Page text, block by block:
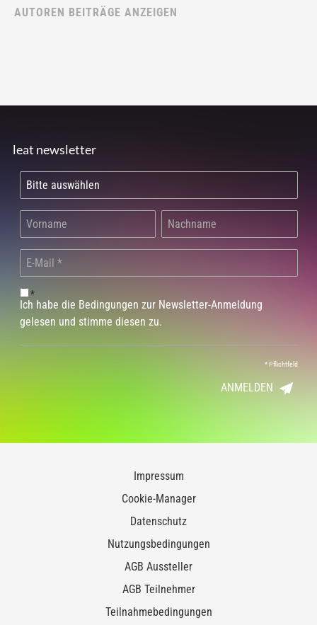
AUTOREN BEITRÄGE ANZEIGEN
leat newsletter
*
Ich habe die Bedingungen zur Newsletter-Anmeldung
gelesen und stimme diesen zu.
*Pflichtfeld
ANMELDEN
Impressum
Cookie-Manager
Datenschutz
Nutzungsbedingungen
AGB Aussteller
AGB Teilnehmer
Teilnahmebedingungen